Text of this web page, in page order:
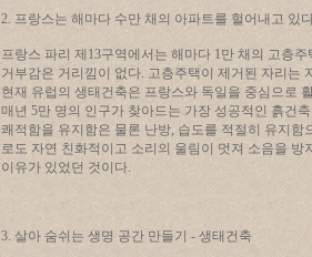
2. 프랑스는 해마다 수만 채의 아파트를 헐어내고 있
프랑스 파리 제13구역에서는 해마다 1만 채의 고층
거부감은 거리낌이 없다. 고층주택이 제거된 자리는
현재 유럽의 생태건축은 프랑스와 독일을 중심으로
매년 5만 명의 인구가 찾아드는 가장 성공적인 흙건
쾌적함을 유지함은 물론 난방, 습도를 적절히 유지
로도 자연 친화적이고 소리의 울림이 멋져 소음을
이유가 있었던 것이다.
3. 살아 숨쉬는 생명 공간 만들기 - 생태건축